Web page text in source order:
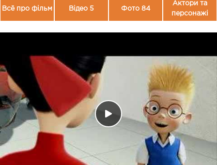
Всё про фільм Відео 5 Фото 84
Актори та
персонажі